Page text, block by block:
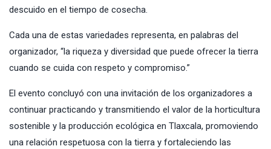
descuido en el tiempo de cosecha.
Cada una de estas variedades representa, en palabras del
organizador, “la riqueza y diversidad que puede ofrecer la tierra
cuando se cuida con respeto y compromiso.”
El evento concluyó con una invitación de los organizadores a
continuar practicando y transmitiendo el valor de la horticultura
sostenible y la producción ecológica en Tlaxcala, promoviendo
una relación respetuosa con la tierra y fortaleciendo las